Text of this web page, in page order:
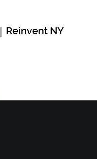
Reinvent NY